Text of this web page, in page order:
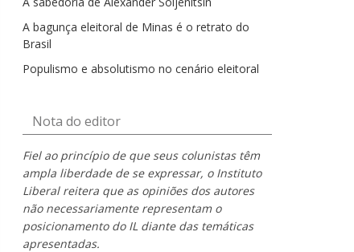
A bagunça eleitoral de Minas é o retrato do
Brasil
Populismo e absolutismo no cenário eleitoral
Nota do editor
Fiel ao princípio de que seus colunistas têm
ampla liberdade de se expressar, o Instituto
Liberal reitera que as opiniões dos autores
não necessariamente representam o
posicionamento do IL diante das temáticas
apresentadas.